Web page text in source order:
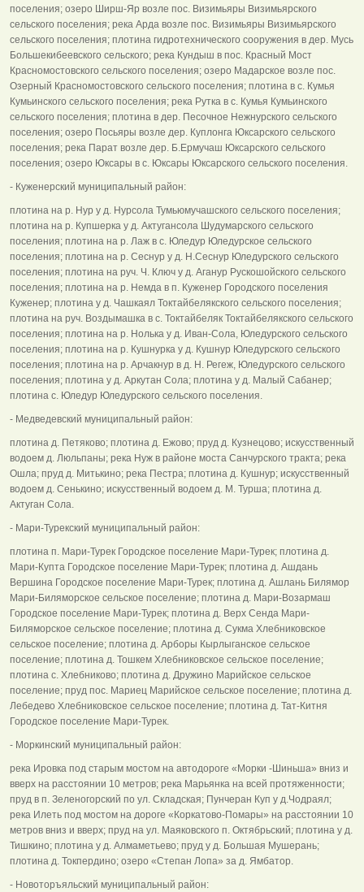
поселения; озеро Ширш-Яр возле пос. Визимьяры Визимьярского
сельского поселения; река Арда возле пос. Визимьяры Визимьярского
сельского поселения; плотина гидротехнического сооружения в дер. Мусь
Большекибеевского сельского; река Кундыш в пос. Красный Мост
Красномостовского сельского поселения; озеро Мадарское возле пос.
Озерный Красномостовского сельского поселения; плотина в с. Кумья
Кумьинского сельского поселения; река Рутка в с. Кумья Кумьинского
сельского поселения; плотина в дер. Песочное Нежнурского сельского
поселения; озеро Посьяры возле дер. Куплонга Юксарского сельского
поселения; река Парат возле дер. Б.Ермучаш Юксарского сельского
поселения; озеро Юксары в с. Юксары Юксарского сельского поселения.
- Куженерский муниципальный район:
плотина на р. Нур у д. Нурсола Тумьюмучашского сельского поселения;
плотина на р. Купшерка у д. Актугансола Шудумарского сельского
поселения; плотина на р. Лаж в с. Юледур Юледурское сельского
поселения; плотина на р. Сеснур у д. Н.Сеснур Юледурского сельского
поселения; плотина на руч. Ч. Ключ у д. Аганур Рускошойского сельского
поселения; плотина на р. Немда в п. Куженер Городского поселения
Куженер; плотина у д. Чашкаял Токтайбелякского сельского поселения;
плотина на руч. Воздымашка в с. Токтайбеляк Токтайбелякского сельского
поселения; плотина на р. Нолька у д. Иван-Сола, Юледурского сельского
поселения; плотина на р. Кушнурка у д. Кушнур Юледурского сельского
поселения; плотина на р. Арчакнур в д. Н. Регеж, Юледурского сельского
поселения; плотина у д. Аркутан Сола; плотина у д. Малый Сабанер;
плотина с. Юледур Юледурского сельского поселения.
- Медведевский муниципальный район:
плотина д. Петяково; плотина д. Ежово; пруд д. Кузнецово; искусственный
водоем д. Люльпаны; река Нуж в районе моста Санчурского тракта; река
Ошла; пруд д. Митькино; река Пестра; плотина д. Кушнур; искусственный
водоем д. Сенькино; искусственный водоем д. М. Турша; плотина д.
Актуган Сола.
- Мари-Турекский муниципальный район:
плотина п. Мари-Турек Городское поселение Мари-Турек; плотина д.
Мари-Купта Городское поселение Мари-Турек; плотина д. Ашдань
Вершина Городское поселение Мари-Турек; плотина д. Ашлань Билямор
Мари-Биляморское сельское поселение; плотина д. Мари-Возармаш
Городское поселение Мари-Турек; плотина д. Верх Сенда Мари-
Биляморское сельское поселение; плотина д. Сукма Хлебниковское
сельское поселение; плотина д. Арборы Кырлыганское сельское
поселение; плотина д. Тошкем Хлебниковское сельское поселение;
плотина с. Хлебниково; плотина д. Дружино Марийское сельское
поселение; пруд пос. Мариец Марийское сельское поселение; плотина д.
Лебедево Хлебниковское сельское поселение; плотина д. Тат-Китня
Городское поселение Мари-Турек.
- Моркинский муниципальный район:
река Ировка под старым мостом на автодороге «Морки -Шиньша» вниз и
вверх на расстоянии 10 метров; река Марьянка на всей протяженности;
пруд в п. Зеленогорский по ул. Складская; Пунчеран Куп у д.Чодраял;
река Илеть под мостом на дороге «Коркатово-Помары» на расстоянии 10
метров вниз и вверх; пруд на ул. Маяковского п. Октябрьский; плотина у д.
Тишкино; плотина у д. Алмаметьево; пруд у д. Большая Мушерань;
плотина д. Токпердино; озеро «Степан Лопа» за д. Ямбатор.
- Новоторъяльский муниципальный район: